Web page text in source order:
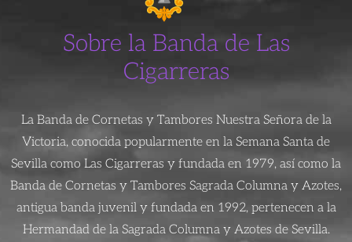
Sobre la Banda de Las
Cigarreras
La Banda de Cornetas y Tambores Nuestra Señora de la
Victoria, conocida popularmente en la Semana Santa de
Sevilla como Las Cigarreras y fundada en 1979, así como la
Banda de Cornetas y Tambores Sagrada Columna y Azotes,
antigua banda juvenil y fundada en 1992, pertenecen a la
Hermandad de la Sagrada Columna y Azotes de Sevilla.